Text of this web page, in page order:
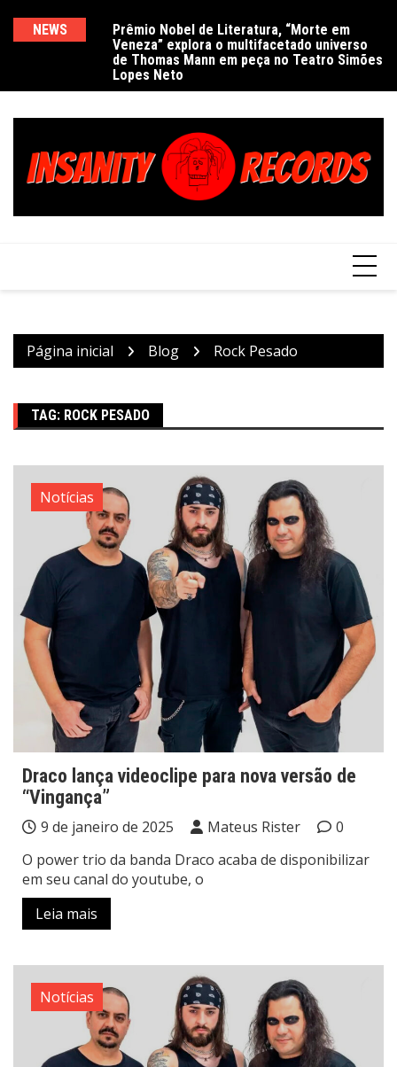
NEWS
Prêmio Nobel de Literatura, “Morte em
Veneza” explora o multifacetado universo
de Thomas Mann em peça no Teatro Simões
Lopes Neto
Página inicial Blog Rock Pesado
TAG: ROCK PESADO
Notícias
Draco lança videoclipe para nova versão de
“Vingança”
9 de janeiro de 2025 Mateus Rister
0
O power trio da banda Draco acaba de disponibilizar
em seu canal do youtube, o
Leia mais
Notícias